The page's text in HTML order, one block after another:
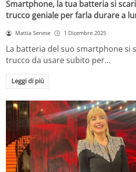
Smartphone, la tua batteria si
trucco geniale per farla durare a
Mattia Senese 1 Dicembre 2025
La batteria del suo smartphone si
trucco da usare subito per…
Leggi di più